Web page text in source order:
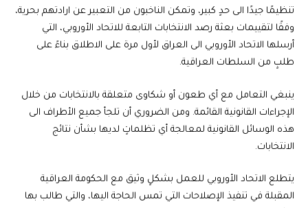
تنظيمًا جيدًا الى حدٍ كبير، وتمكن الناخبون من التعبير عن ارادتهم بحرية،
وفقًا لتقييمات بعثة رصد الانتخابات التابعة للاتحاد الأوروبي، التي
أرسلها الاتحاد الأوروبي الى العراق لأول مرة على الاطلاق بناءً على
طلبٍ من السلطات العراقية.
ينبغي التعامل مع أي طعون أو شكاوى متعلقة بالانتخابات من خلال
الإجراءات القانونية القائمة. ومن الضروري أن تلجأ جميع الأطراف الى
هذه الوسائل القانونية لمعالجة أي تظلماتٍ لديها بشأن نتائج
الانتخابات.
يتطلع الاتحاد الأوروبي للعمل بشكلٍ وثيق مع الحكومة العراقية
المقبلة في تنفيذ الإصلاحات التي تمس الحاجة اليها، والتي طالب بها